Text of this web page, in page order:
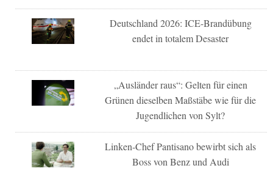
Deutschland 2026: ICE-Brandübung
endet in totalem Desaster
„Ausländer raus“: Gelten für einen
Grünen dieselben Maßstäbe wie für die
Jugendlichen von Sylt?
Linken-Chef Pantisano bewirbt sich als
Boss von Benz und Audi